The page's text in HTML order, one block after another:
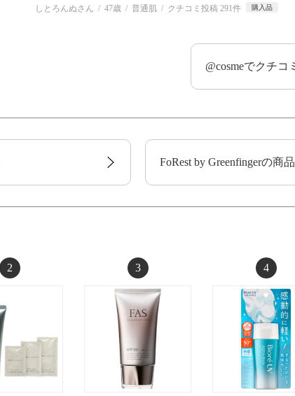
しとろんぬさん 47歳 普通肌 クチコミ投稿 291件 購入品
@cosmeでクチコ
FoRest by Greenfingerの商
2 3 4